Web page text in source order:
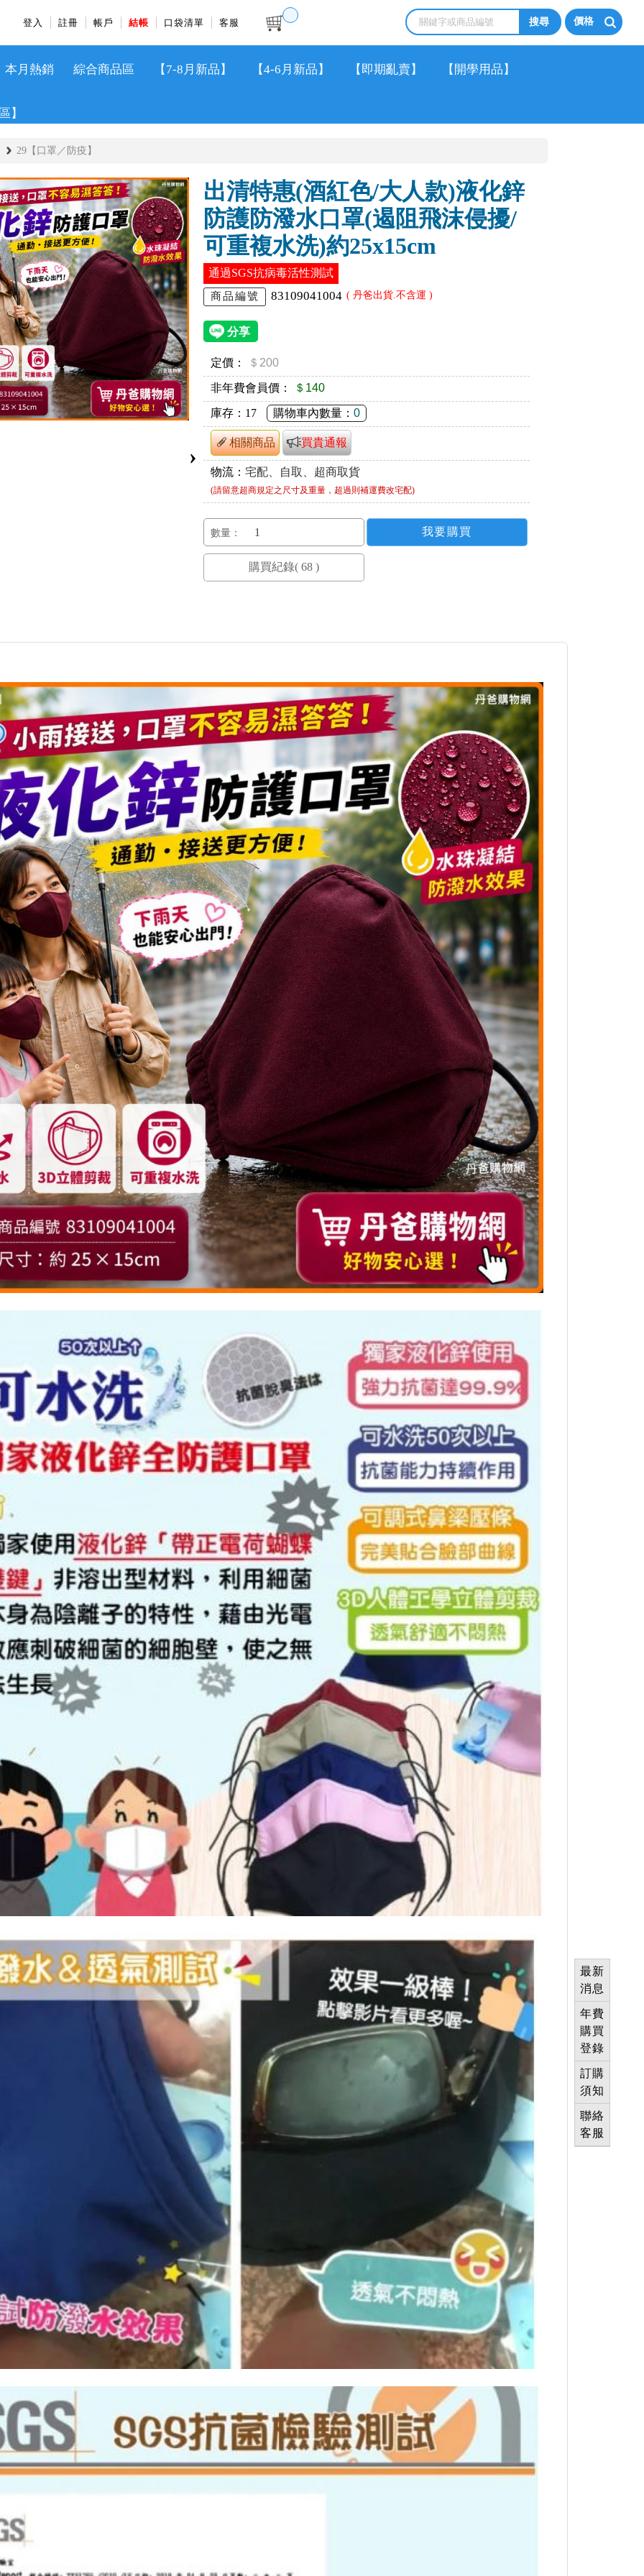
最新
消息
年費
購買
登錄
訂購
須知
聯絡
客服
登入 註冊 帳戶 結帳 口袋清單 客服 價格
本月熱銷 綜合商品區 【7-8月新品】 【4-6月新品】 【即期亂賣】 【開學用品】
】
29【口罩／防疫】
›
出清特惠(酒紅色/大人款)液化鋅
防護防潑水口罩(遏阻飛沫侵擾/
可重複水洗)約25x15cm
通過SGS抗病毒活性測試
商品編號 83109041004 ( 丹爸出貨.不含運 )
定價： ＄200
非年費會員價： ＄140
庫存： 17 購物車內數量：0
相關商品 買貴通報
物流：宅配、自取、超商取貨
(請留意超商規定之尺寸及重量，超過則補運費改宅配)
數量：